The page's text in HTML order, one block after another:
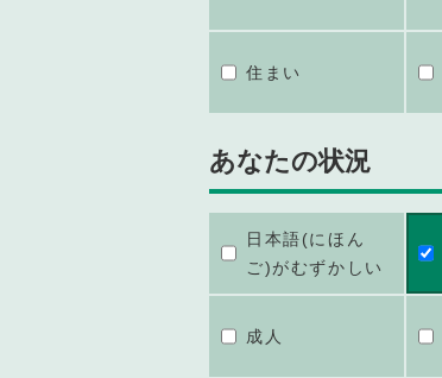
住まい
あなたの状況
日本語(にほん
ご)がむずかしい
成人